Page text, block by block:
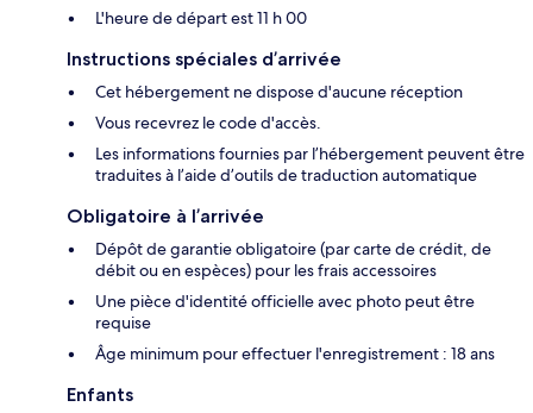
L'heure de départ est 11 h 00
Instructions spéciales d’arrivée
Cet hébergement ne dispose d'aucune réception
Vous recevrez le code d'accès.
Les informations fournies par l’hébergement peuvent être
traduites à l’aide d’outils de traduction automatique
Obligatoire à l’arrivée
Dépôt de garantie obligatoire (par carte de crédit, de
débit ou en espèces) pour les frais accessoires
Une pièce d'identité officielle avec photo peut être
requise
Âge minimum pour effectuer l'enregistrement : 18 ans
Enfants